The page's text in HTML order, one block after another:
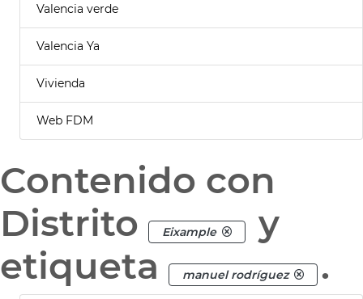
Valencia verde
Valencia Ya
Vivienda
Web FDM
Contenido con
Distrito
Eixample
y
etiqueta
manuel rodríguez .